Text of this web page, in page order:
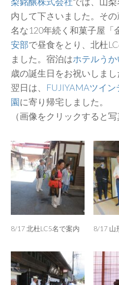
内して下さいました。そ
名な120年続く和菓子屋「
安部で昼食をとり、北杜
ました。宿泊はホテルうか
歳の誕生日をお祝いしまし
翌日は、 FUJIYAMAツイン
園に寄り帰宅しました。
（画像をクリックすると
8/17 北杜LC5名で案内 8/17 山